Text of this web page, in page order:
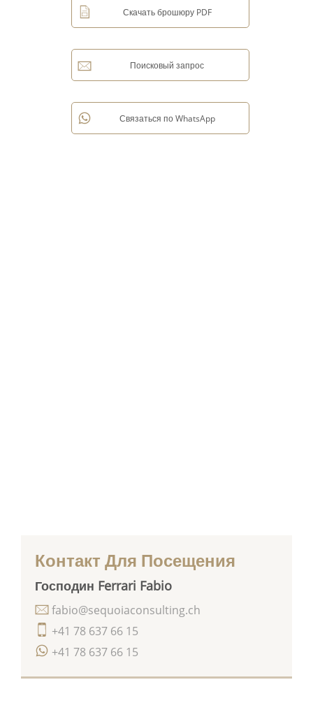
Контакт Для Посещения
Господин Ferrari Fabio
+41 78 637 66 15
+41 78 637 66 15
fabio@sequoiaconsulting.ch
Скачать брошюру PDF
Поисковый запрос
Связаться по WhatsApp